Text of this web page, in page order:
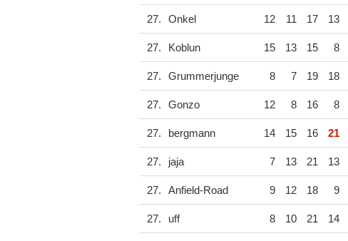
27. Onkel 12 11 17 13
27. Koblun 15 13 15 8
27. Grummerjunge 8 7 19 18
27. Gonzo 12 8 16 8
27. bergmann 14 15 16 21
27. jaja 7 13 21 13
27. Anfield-Road 9 12 18 9
27. uff 8 10 21 14